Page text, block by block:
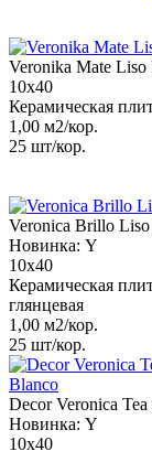
Veronika Mate Liso
10x40
Керамическая
1,00 м2/кор.
25 шт/кор.
Veroniсa Brillo
Новинка: Y
10x40
Керамическая
глянцевая
1,00 м2/кор.
25 шт/кор.
Decor Veroniсa
Новинка: Y
10x40